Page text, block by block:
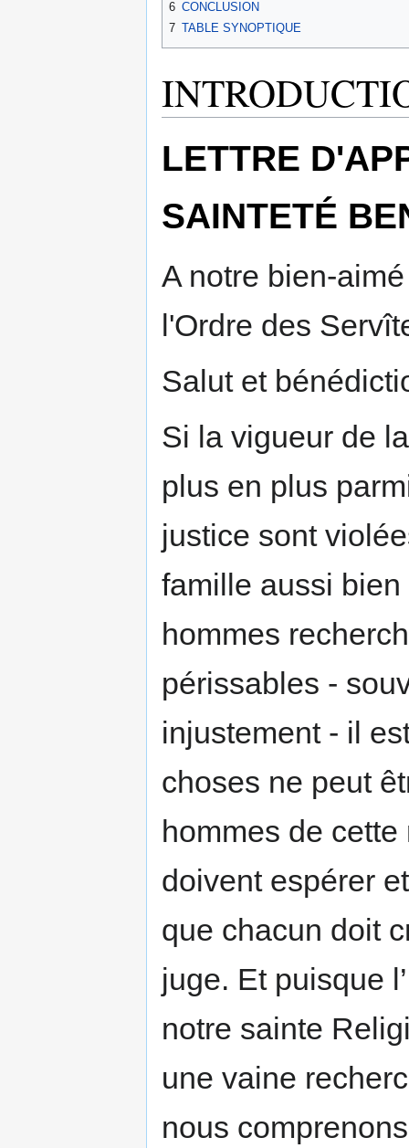
6 CONCLUSION
7 TABLE SYNOPTIQUE
LETTRE
SAINTETÉ
A notre bien-
l'Ordre des
Salut et
Si la vigueur de
plus en plus
justice sont
famille aussi
hommes
périssables -
injustement - il
choses ne peut
hommes de
doivent espérer
que chacun doit
juge. Et puisque
notre sainte
une vaine
nous